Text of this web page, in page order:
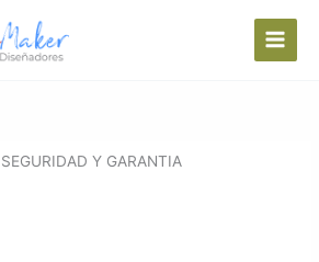
SEGURIDAD Y GARANTIA